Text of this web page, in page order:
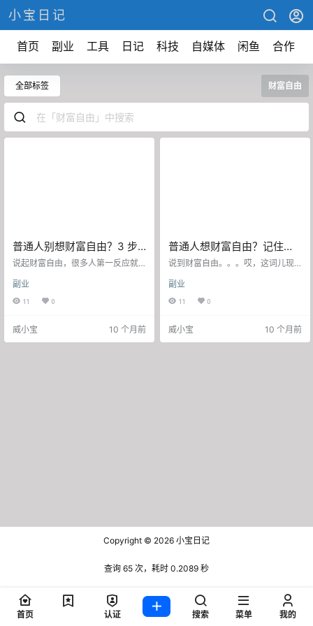
小宝日记
首页 副业 工具 日记 科技 自媒体 闲鱼 合作
全部标签 财富自由
普通人别想财富自由？3 步
拆解方法，傻子都能学会
说起财富自由，很多人第一反应就
普通人就别做梦了。 错了，大错特
错。 财富自由这事儿，就像学骑自
解一下。 第一步：存钱，别装了你
就是穷 很多人一上来就想着投资理
副业
11 0
威小宝 10 个月前
普通人想财富自由？记住这
3 个核心要素，尤其男性别
说到财富自由。。。哎，这词儿现
什么“睡后收入”、“被动收入”这些听
起来就很装的概念。我就想聊聊，
不清什么是资产，什么是负债。 更
要命的是，很多男性朋友还特别爱
副业
11 0
威小宝 10 个月前
Copyright © 2026 小宝日记
查询 65 次，耗时 0.2089 秒
首页 认证 搜索 菜单 我的